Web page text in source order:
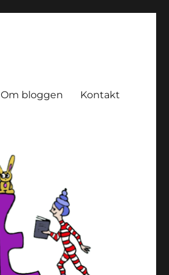
Om bloggen Kontakt